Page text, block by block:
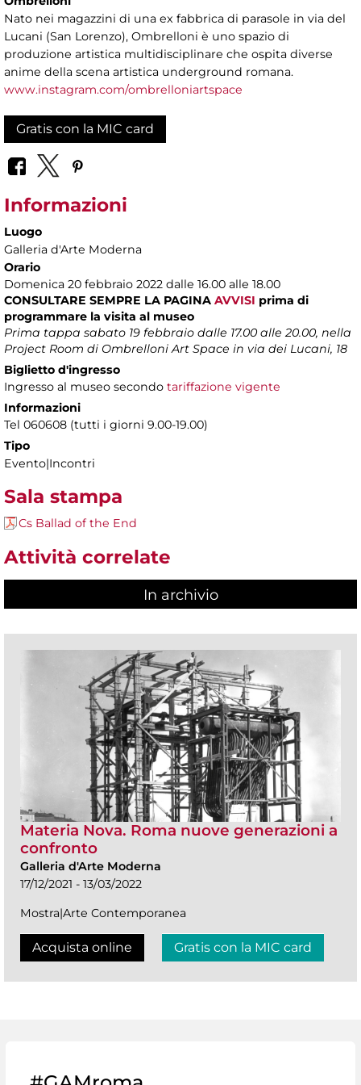
Nato nei magazzini di una ex fabbrica di parasole in via del
Lucani (San Lorenzo), Ombrelloni è uno spazio di
produzione artistica multidisciplinare che ospita diverse
anime della scena artistica underground romana.
www.instagram.com/ombrelloniartspace
Gratis con la MIC card
Informazioni
Luogo
Galleria d'Arte Moderna
Orario
Domenica 20 febbraio 2022 dalle 16.00 alle 18.00
CONSULTARE SEMPRE LA PAGINA AVVISI prima di
programmare la visita al museo
Prima tappa sabato 19 febbraio dalle 17.00 alle 20.00, nella
Project Room di Ombrelloni Art Space in via dei Lucani, 18
Biglietto d'ingresso
Ingresso al museo secondo tariffazione vigente
Informazioni
Tel 060608 (tutti i giorni 9.00-19.00)
Tipo
Evento|Incontri
Sala stampa
Cs Ballad of the End
Attività correlate
In archivio
Materia Nova. Roma nuove generazioni a
confronto
Galleria d'Arte Moderna
17/12/2021 - 13/03/2022
Mostra|Arte Contemporanea
Acquista online Gratis con la MIC card